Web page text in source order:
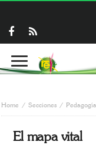
Home Secciones Pedagogía
El mapa vital